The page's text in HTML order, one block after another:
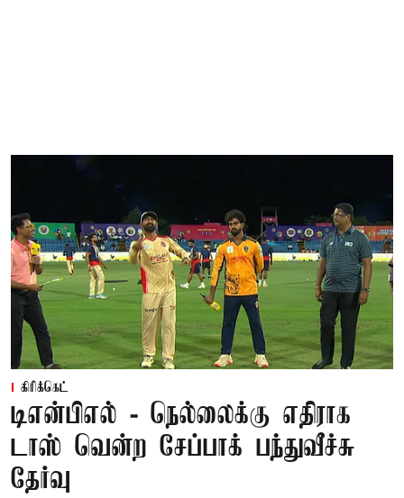
கிரிக்கெட்
டிஎன்பிஎல் - நெல்லைக்கு எதிராக
டாஸ் வென்ற சேப்பாக் பந்துவீச்சு
தேர்வு